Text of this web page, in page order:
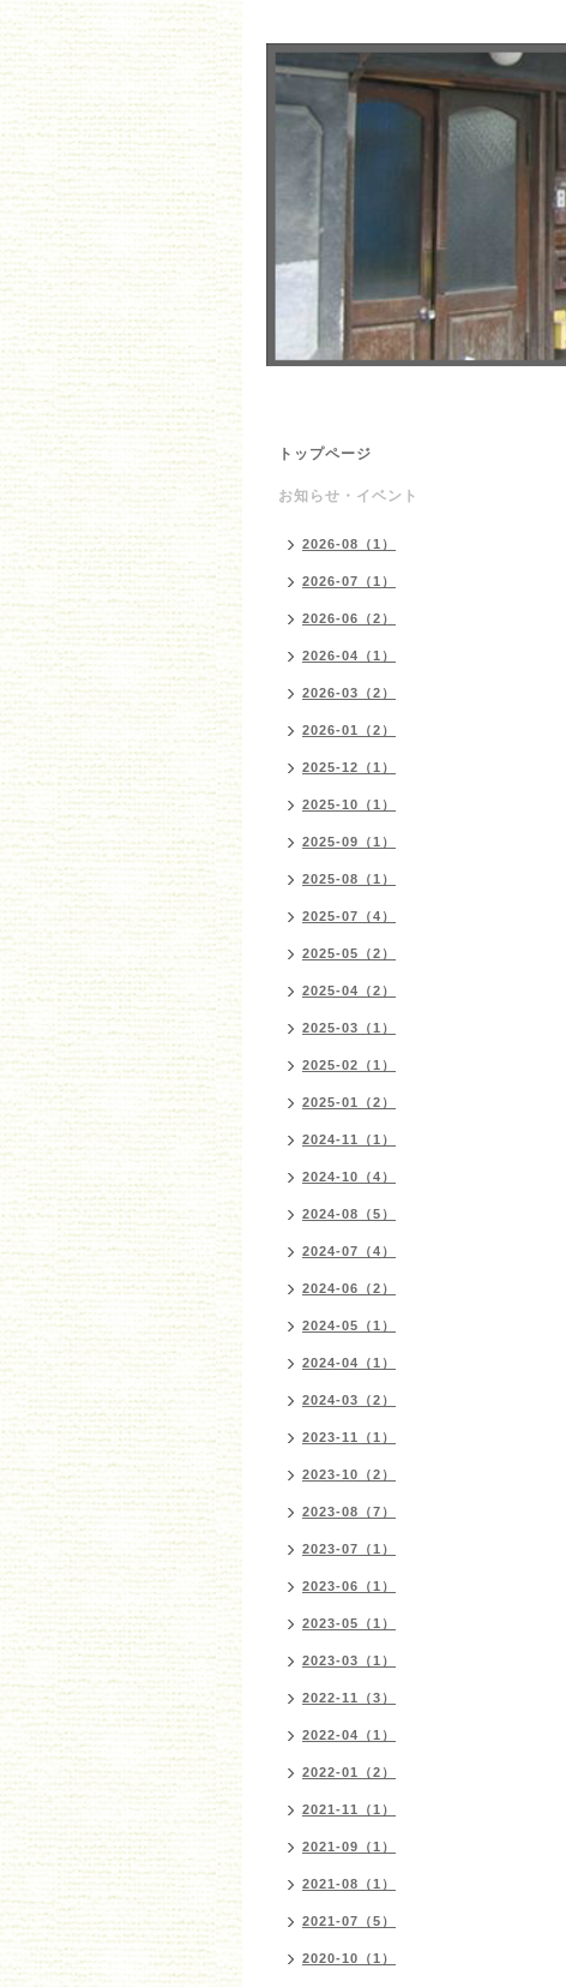
トップページ
お知らせ・イベント
2026-08（1）
2026-07（1）
2026-06（2）
2026-04（1）
2026-03（2）
2026-01（2）
2025-12（1）
2025-10（1）
2025-09（1）
2025-08（1）
2025-07（4）
2025-05（2）
2025-04（2）
2025-03（1）
2025-02（1）
2025-01（2）
2024-11（1）
2024-10（4）
2024-08（5）
2024-07（4）
2024-06（2）
2024-05（1）
2024-04（1）
2024-03（2）
2023-11（1）
2023-10（2）
2023-08（7）
2023-07（1）
2023-06（1）
2023-05（1）
2023-03（1）
2022-11（3）
2022-04（1）
2022-01（2）
2021-11（1）
2021-09（1）
2021-08（1）
2021-07（5）
2020-10（1）